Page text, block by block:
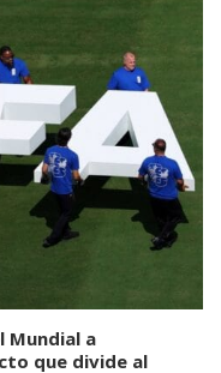
Mundial a
que divide al